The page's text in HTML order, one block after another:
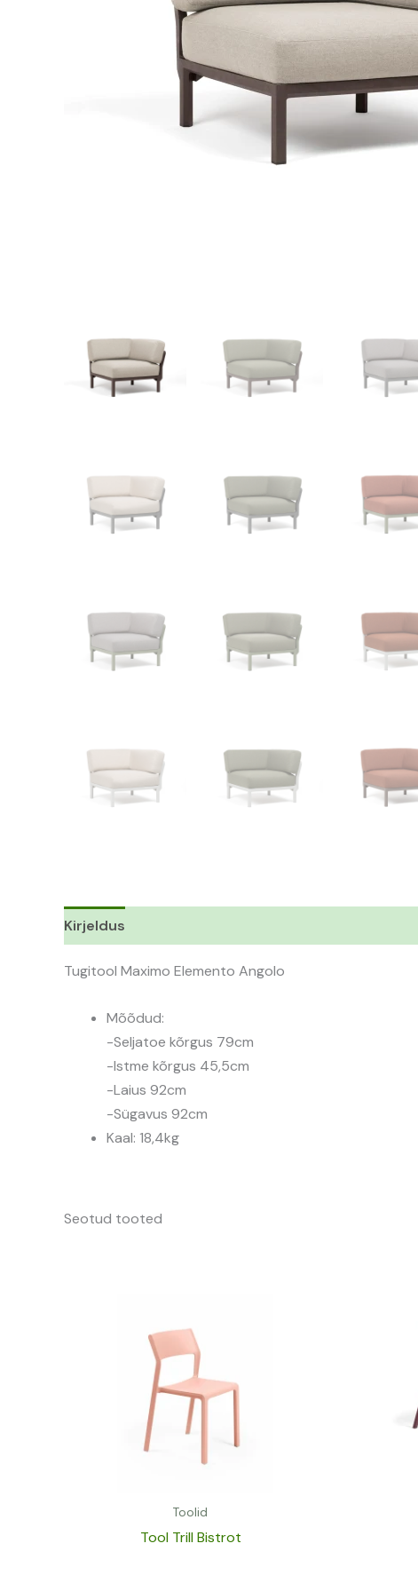
Kirjeldus
Tugitool Maximo Elemento Angolo
Mõõdud:
-Seljatoe kõrgus 79cm
-Istme kõrgus 45,5cm
-Laius 92cm
-Sügavus 92cm
Kaal: 18,4kg
Seotud tooted
Toolid
Tool Trill Bistrot